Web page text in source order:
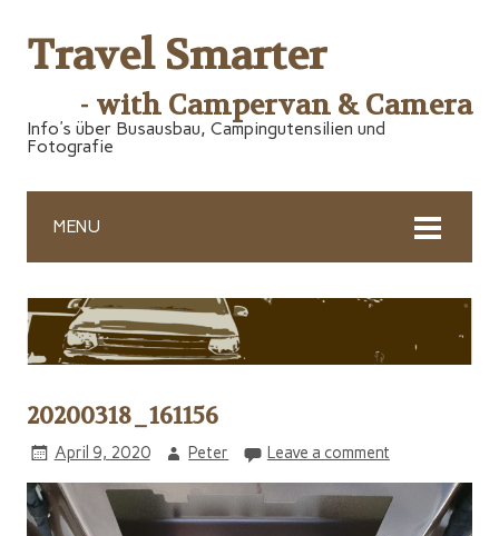
Travel Smarter
- with Campervan & Camera
Info's über Busausbau, Campingutensilien und
Fotografie
MENU
20200318_161156
April 9, 2020 Peter Leave a comment